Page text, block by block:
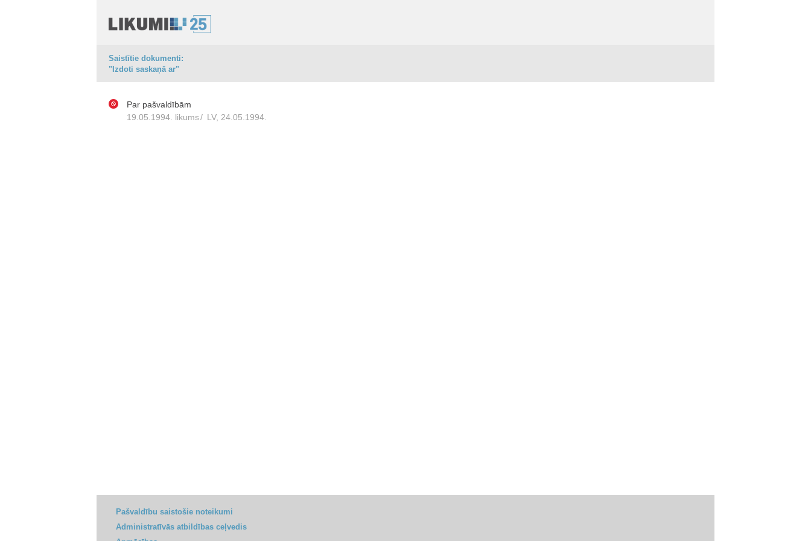
Saistītie dokumenti:
"Izdoti saskaņā ar"
Par pašvaldībām
19.05.1994. likums/ LV, 24.05.1994.
Pašvaldību saistošie noteikumi
Administratīvās atbildības ceļvedis